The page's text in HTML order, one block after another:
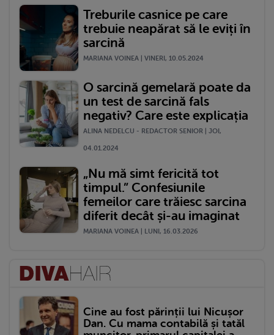
Treburile casnice pe care
trebuie neapărat să le eviți în
sarcină
MARIANA VOINEA | VINERI, 10.05.2024
O sarcină gemelară poate da
un test de sarcină fals
negativ? Care este explicația
ALINA NEDELCU - REDACTOR SENIOR | JOI,
04.01.2024
„Nu mă simt fericită tot
timpul.” Confesiunile
femeilor care trăiesc sarcina
diferit decât și-au imaginat
MARIANA VOINEA | LUNI, 16.03.2026
Cine au fost părinții lui Nicușor
Dan. Cu mama contabilă și tatăl